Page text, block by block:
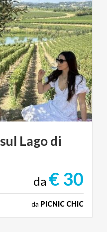
sul Lagodi
da € 30
da PICNIC CHIC